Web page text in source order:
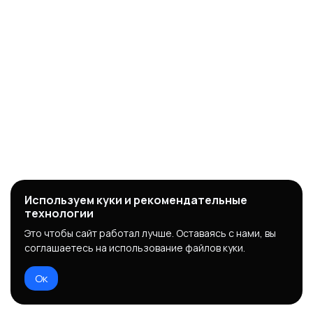
Используем куки и рекомендательные
технологии
Это чтобы сайт работал лучше. Оставаясь с нами, вы
соглашаетесь на использование файлов куки.
Ок